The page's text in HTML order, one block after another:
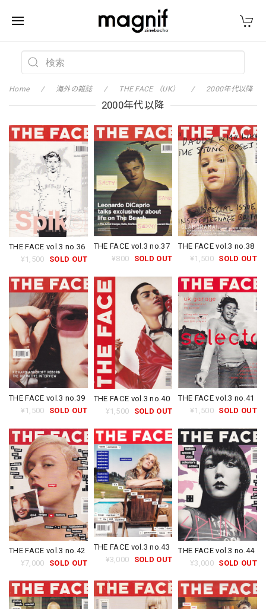
Home 海外の雑誌 THE FACE （UK） 2000年代以降
2000年代以降
THE FACE vol.3 no.36
¥1,500
SOLD OUT
THE FACE vol.3 no.37
¥800
SOLD OUT
THE FACE vol.3 no.38
¥1,500 SOLD OUT
THE FACE vol.3 no.39
¥1,500
SOLD OUT
THE FACE vol.3 no.40
¥1,500
SOLD OUT
THE FACE vol.3 no.41
¥1,500 SOLD OUT
THE FACE vol.3 no.42
¥7,000
SOLD OUT
THE FACE vol.3 no.43
¥3,000
SOLD OUT
THE FACE vol.3 no.44
¥3,000 SOLD OUT